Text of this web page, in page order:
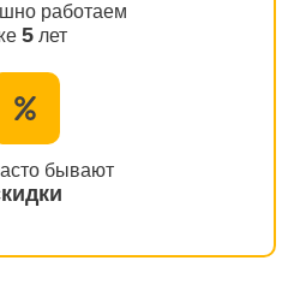
работаем
5 лет
бывают